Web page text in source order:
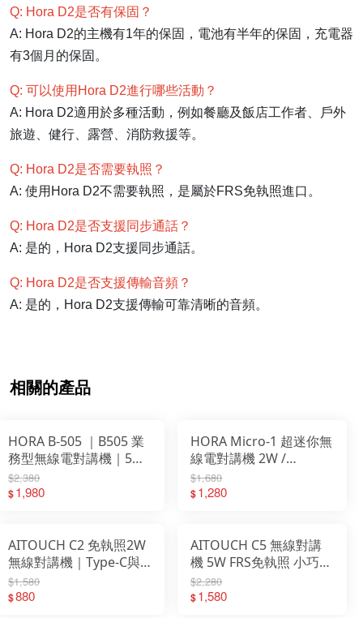
Q: Hora D2是否有保固？
A: Hora D2的主機有1年的保固，電池有半年的保固，充電器
有3個月的保固。
Q: 可以使用Hora D2進行哪些活動？
A: Hora D2適用於多種活動，例如餐廳及飯店工作者、戶外
旅遊、健行、露營、消防救援等。
Q: Hora D2是否需要執照？
A: 使用Hora D2不需要執照，是屬於FRS免執照進口。
Q: Hora D2是否支援同步通話？
A: 是的，Hora D2支援同步通話。
Q: Hora D2是否支援傳輸音頻？
A: 是的，Hora D2支援傳輸可靠清晰的音頻。
相關的產品
HORA B-505 ｜B505 業
務型無線電對講機｜5W
｜Type-C充電｜餐廳首
選
$2,380
$1,980
HORA Micro-1 超迷你無
線電對講機 2W /
1000mAh
$1,680
$1,280
AITOUCH C2 免執照2W
無線對講機｜Type-C與
座充雙充電｜輕巧
$1,580
$880
AITOUCH C5 無線對講
機 5W FRS免執照 小巧雙
充電設計
$2,280
$1,580